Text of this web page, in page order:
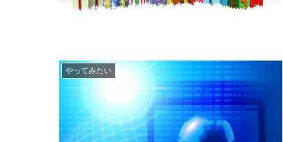
やってみたい